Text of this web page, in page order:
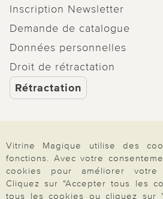
Inscription Newsletter
Demande de catalogue
Données personnelles
Droit de rétractation
Rétractation
Paiement & Livraison
Vitrine Magique utilise des
fonctions. Avec votre
cookies pour améliorer votre
Cliquez sur "Accepter tous les
tous les cookies ou cliquez sur